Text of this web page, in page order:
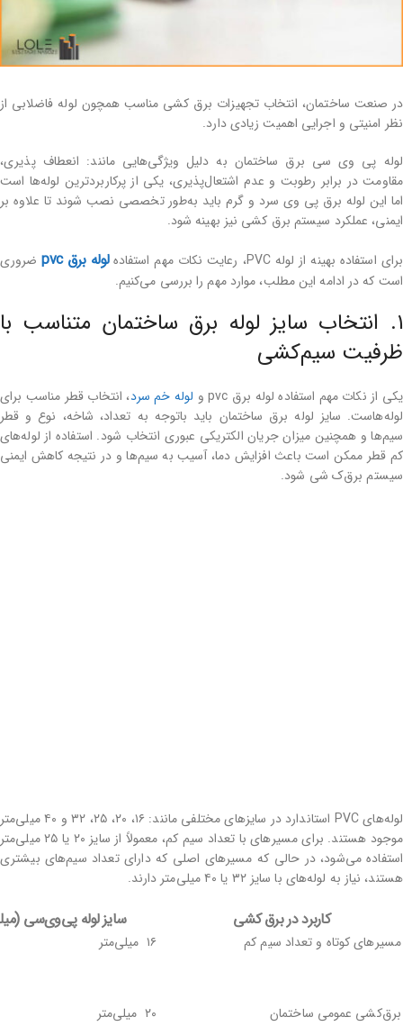
در صنعت ساختمان، انتخاب تجهیزات برق ‌کشی مناسب همچون لوله فاضلابی از
نظر امنیتی و اجرایی اهمیت زیادی دارد.
لوله پی وی سی برق ساختمان به دلیل ویژگی‌هایی مانند: انعطاف ‌پذیری،
مقاومت در برابر رطوبت و عدم اشتعال‌پذیری، یکی از پرکاربردترین لوله‌ها است
اما این لوله برق پی وی سرد و گرم باید به‌طور تخصصی نصب شوند تا علاوه بر
ایمنی، عملکرد سیستم برق‌ کشی نیز بهینه شود.
برای استفاده بهینه از لوله PVC، رعایت نکات مهم استفاده
لوله برق pvc
ضروری
است که در ادامه این مطلب، موارد مهم را بررسی می‌کنیم.
۱. انتخاب سایز لوله برق ساختمان متناسب با
ظرفیت سیم‌کشی
یکی از نکات مهم استفاده لوله برق pvc و لوله خم سرد، انتخاب قطر مناسب برای
لوله‌هاست. سایز لوله برق ساختمان باید باتوجه ‌به تعداد، شاخه، نوع و قطر
سیم‌ها و همچنین میزان جریان الکتریکی عبوری انتخاب شود. استفاده از لوله‌های
کم قطر ممکن است باعث افزایش دما، آسیب به سیم‌ها و در نتیجه کاهش ایمنی
سیستم برق‌ک شی شود.
لوله‌های PVC استاندارد در سایزهای مختلفی مانند: ۱۶، ۲۰، ۲۵، ۳۲ و ۴۰ میلی‌متر
موجود هستند. برای مسیرهای با تعداد سیم کم، معمولاً از سایز ۲۰ یا ۲۵ میلی‌متر
استفاده می‌شود، در حالی که مسیرهای اصلی که دارای تعداد سیم‌های بیشتری
هستند، نیاز به لوله‌های با سایز ۳۲ یا ۴۰ میلی‌متر دارند.
کاربرد در برق ‌کشی سایز لوله پی‌وی‌سی
مسیرهای کوتاه و تعداد سیم کم
برق‌کشی عمومی ساختمان